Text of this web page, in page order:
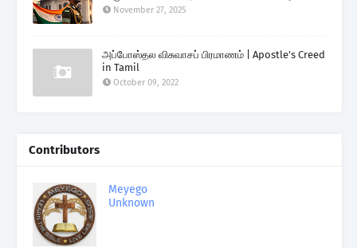
November 27, 2025
அப்போஸ்தல விசுவாசப் பிரமாணம் | Apostle's Creed
in Tamil
October 09, 2022
Contributors
Meyego
Unknown